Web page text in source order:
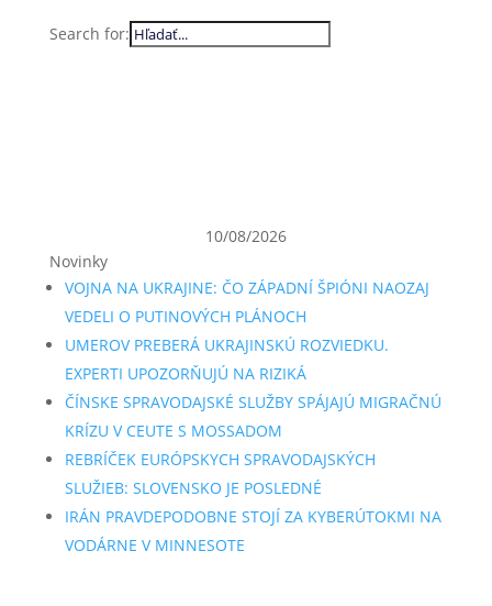
Search for:
10/08/2026
Novinky
VOJNA NA UKRAJINE: ČO ZÁPADNÍ ŠPIÓNI NAOZAJ
VEDELI O PUTINOVÝCH PLÁNOCH
UMEROV PREBERÁ UKRAJINSKÚ ROZVIEDKU.
EXPERTI UPOZORŇUJÚ NA RIZIKÁ
ČÍNSKE SPRAVODAJSKÉ SLUŽBY SPÁJAJÚ MIGRAČNÚ
KRÍZU V CEUTE S MOSSADOM
REBRÍČEK EURÓPSKYCH SPRAVODAJSKÝCH
SLUŽIEB: SLOVENSKO JE POSLEDNÉ
IRÁN PRAVDEPODOBNE STOJÍ ZA KYBERÚTOKMI NA
VODÁRNE V MINNESOTE